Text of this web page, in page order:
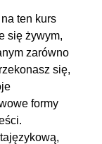
00:10:38
00:04:21
00:02:12
ten kurs
się żywym,
zarówno
się,
formy